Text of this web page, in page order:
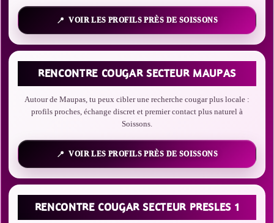
VOIR LES PROFILS PRÈS DE SOISSONS
RENCONTRE COUGAR SECTEUR MAUPAS
Autour de Maupas, tu peux cibler une recherche cougar plus locale :
profils proches, échange discret et premier contact plus naturel à
Soissons.
VOIR LES PROFILS PRÈS DE SOISSONS
RENCONTRE COUGAR SECTEUR PRESLES 1